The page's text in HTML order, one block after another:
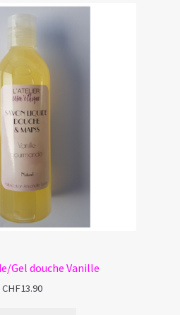
Gel douche Vanille
CHF13.90